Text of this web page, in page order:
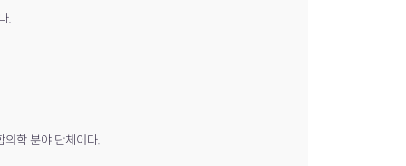
.
의학 분야 단체이다.